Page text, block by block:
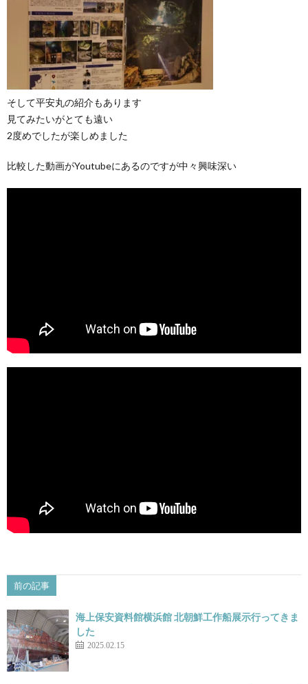
そして平安丸の紹介もあります
見てみたいがとても遠い
2度めでしたが楽しめました
比較した動画がYoutubeにあるのですが中々興味深い
前の記事
海上保安資料館横浜館 北朝鮮工作船展示行ってきま
した
2025.02.15